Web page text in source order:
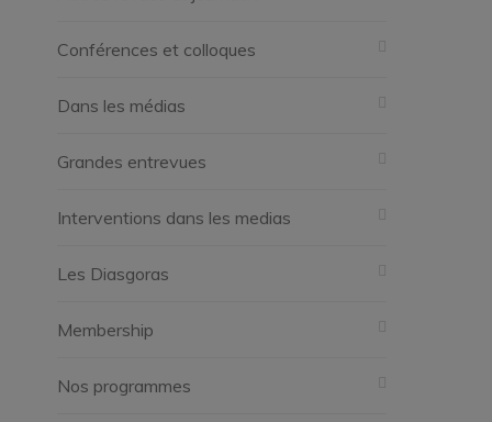
Conférences et colloques
Dans les médias
Grandes entrevues
Interventions dans les medias
Les Diasgoras
Membership
Nos programmes